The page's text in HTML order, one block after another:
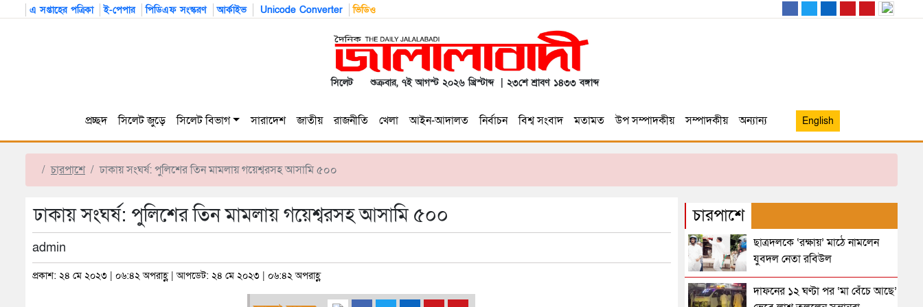
এ সপ্তাহের পত্রিকা ই-পেপার পিডিএফ সংস্করণ আর্কাইভ Unicode Converter ভিডিও
সিলেট শুক্রবার, ৭ই আগস্ট ২০২৬ খ্রিস্টাব্দ | ২৩শে শ্রাবণ ১৪৩৩ বঙ্গাব্দ
প্রচ্ছদ সিলেট জুড়ে সিলেট বিভাগ সারাদেশ জাতীয় রাজনীতি খেলা আইন-আদালত নির্বাচন বিশ্ব সংবাদ মতামত উপ সম্পাদকীয় সম্পাদকীয় অন্যান্য English
চারপাশে ঢাকায় সংঘর্ষ: পুলিশের তিন মামলায় গয়েশ্বরসহ আসামি ৫০০
ঢাকায় সংঘর্ষ: পুলিশের তিন মামলায় গয়েশ্বরসহ আসামি ৫০০
admin
প্রকাশ: ২৪ মে ২০২৩ | ০৬:৪২ অপরাহ্ণ | আপডেট: ২৪ মে ২০২৩ | ০৬:৪২ অপরাহ্ণ
চারপাশে
ছাত্রদলকে ‘রক্ষায়’ মাঠে নামলেন
যুবদল নেতা রবিউল
দাফনের ১২ ঘণ্টা পর ‘মা বেঁচে আছে’